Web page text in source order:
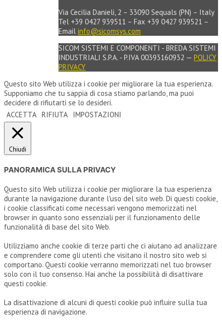
Via Cecilia Danieli, 2 – 33090 Sequals (PN) – Italy
Tel +39 0427 939511 – Fax +39 0427 939521 –
Email info@sicomsys.com
SICOM SISTEMI E COMPONENTI - BREDA SISTEMI
INDUSTRIALI S.P.A. - P.IVA 00393160932 — POLICY
PRIVACY
Questo sito Web utilizza i cookie per migliorare la tua esperienza.
Supponiamo che tu sappia di cosa stiamo parlando, ma puoi
decidere di rifiutarti se lo desideri.
ACCETTA RIFIUTA IMPOSTAZIONI
Chiudi
PANORAMICA SULLA PRIVACY
Questo sito Web utilizza i cookie per migliorare la tua esperienza
durante la navigazione durante l'uso del sito web. Di questi cookie,
i cookie classificati come necessari vengono memorizzati nel
browser in quanto sono essenziali per il funzionamento delle
funzionalità di base del sito Web.
Utilizziamo anche cookie di terze parti che ci aiutano ad analizzare
e comprendere come gli utenti che visitano il nostro sito web si
comportano. Questi cookie verranno memorizzati nel tuo browser
solo con il tuo consenso. Hai anche la possibilità di disattivare
questi cookie.
La disattivazione di alcuni di questi cookie può influire sulla tua
esperienza di navigazione.